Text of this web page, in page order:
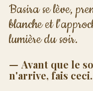
Basira se lève,
blanche et
lumière du soir.
— Avant que le
n'arrive, fais